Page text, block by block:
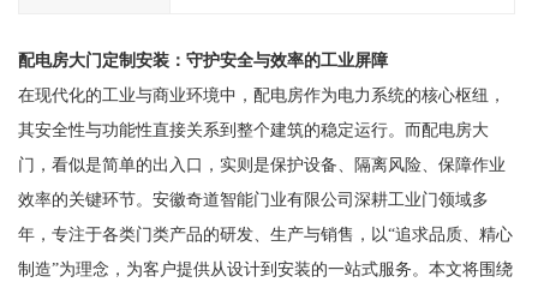
配电房大门定制安装：守护安全与效率的工业屏障
在现代化的工业与商业环境中，配电房作为电力系统的核心枢纽，
其安全性与功能性直接关系到整个建筑的稳定运行。而配电房大
门，看似是简单的出入口，实则是保护设备、隔离风险、保障作业
效率的关键环节。安徽奇道智能门业有限公司深耕工业门领域多
年，专注于各类门类产品的研发、生产与销售，以“追求品质、精心
制造”为理念，为客户提供从设计到安装的一站式服务。本文将围绕